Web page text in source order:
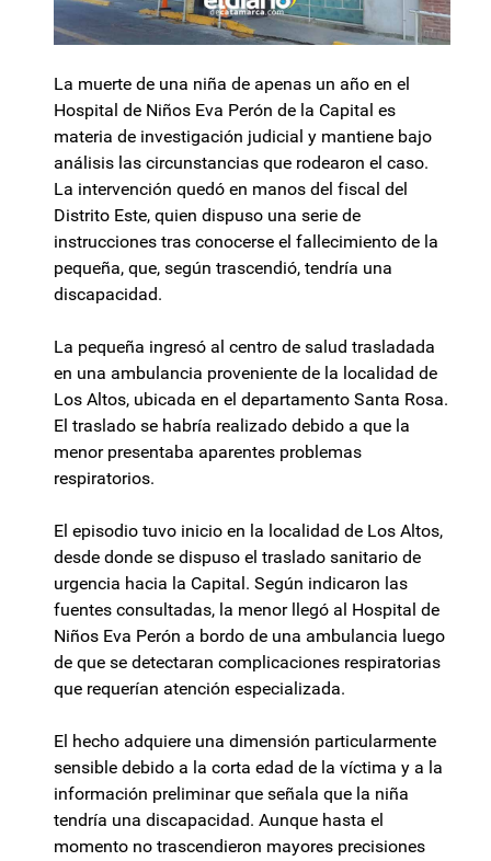
La muerte de una niña de apenas un año en el
Hospital de Niños Eva Perón de la Capital es
materia de investigación judicial y mantiene bajo
análisis las circunstancias que rodearon el caso.
La intervención quedó en manos del fiscal del
Distrito Este, quien dispuso una serie de
instrucciones tras conocerse el fallecimiento de la
pequeña, que, según trascendió, tendría una
discapacidad.
La pequeña ingresó al centro de salud trasladada
en una ambulancia proveniente de la localidad de
Los Altos, ubicada en el departamento Santa Rosa.
El traslado se habría realizado debido a que la
menor presentaba aparentes problemas
respiratorios.
El episodio tuvo inicio en la localidad de Los Altos,
desde donde se dispuso el traslado sanitario de
urgencia hacia la Capital. Según indicaron las
fuentes consultadas, la menor llegó al Hospital de
Niños Eva Perón a bordo de una ambulancia luego
de que se detectaran complicaciones respiratorias
que requerían atención especializada.
El hecho adquiere una dimensión particularmente
sensible debido a la corta edad de la víctima y a la
información preliminar que señala que la niña
tendría una discapacidad. Aunque hasta el
momento no trascendieron mayores precisiones